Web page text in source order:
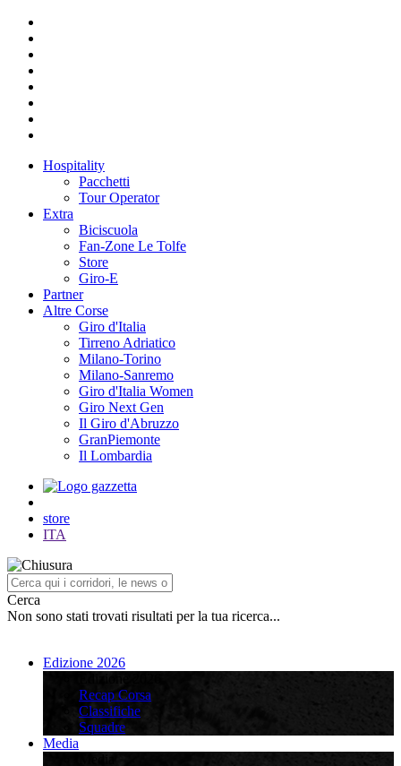
Hospitality
Pacchetti
Tour Operator
Extra
Biciscuola
Fan-Zone Le Tolfe
Store
Giro-E
Partner
Altre Corse
Giro d'Italia
Tirreno Adriatico
Milano-Torino
Milano-Sanremo
Giro d'Italia Women
Giro Next Gen
Il Giro d'Abruzzo
GranPiemonte
Il Lombardia
store
ITA
Cerca
Non sono stati trovati risultati per la tua ricerca...
Edizione 2026
Recap Corsa
Classifiche
Squadre
Media